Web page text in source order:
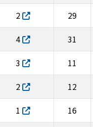
2 29
4 31
3 11
2 12
1 16